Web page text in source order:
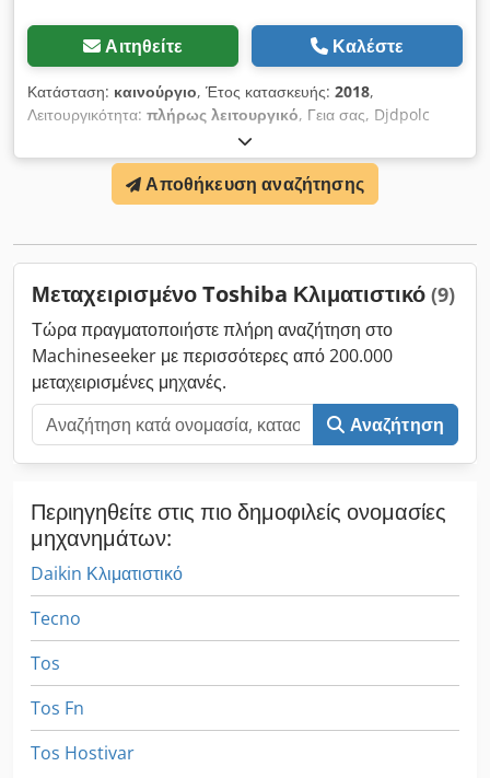
Αιτηθείτε Καλέστε
Κατάσταση: καινούργιο, Έτος κατασκευής: 2018,
Λειτουργικότητα: πλήρως λειτουργικό, Γεια σας, Djdpolc
Eukofx Andjck Προσφέρουμε μια ολοκαίνουργια εξωτερική
μονάδα κλιματισμού από την Toshiba. Η μονάδα είναι έτους
κατασκευής 2018 αλλά δεν έχει εγκατασταθεί ποτέ. Η μονάδα
έχει ισχύ 45kW.
Αποθήκευση αναζήτησης
Μεταχειρισμένο Toshiba Κλιματιστικό (9)
Τώρα πραγματοποιήστε πλήρη αναζήτηση στο
Machineseeker με περισσότερες από 200.000
μεταχειρισμένες μηχανές.
Αναζήτηση
Περιηγηθείτε στις πιο δημοφιλείς ονομασίες
μηχανημάτων:
Daikin Κλιματιστικό
Tecno
Tos
Tos Fn
Tos Hostivar